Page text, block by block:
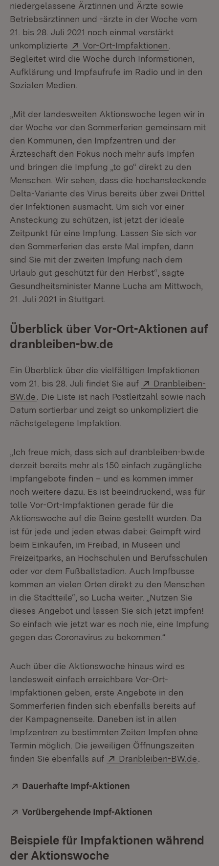
niedergelassene Ärztinnen und Ärzte sowie
Betriebsärztinnen und -ärzte in der Woche vom
21. bis 28. Juli 2021 noch einmal verstärkt
unkomplizierte
Extern:
Vor-Ort-Impfaktionen
Begleitet wird die Woche durch Informationen,
Aufklärung und Impfaufrufe im Radio und in den
Sozialen Medien.
„Mit der landesweiten Aktionswoche legen wir in
der Woche vor den Sommerferien gemeinsam mit
den Kommunen, den Impfzentren und der
Ärzteschaft den Fokus noch mehr aufs Impfen
und bringen die Impfung „to go“ direkt zu den
Menschen. Wir sehen, dass die hochansteckende
Delta-Variante des Virus bereits über zwei Drittel
der Infektionen ausmacht. Um sich vor einer
Ansteckung zu schützen, ist jetzt der ideale
Zeitpunkt für eine Impfung. Lassen Sie sich vor
den Sommerferien das erste Mal impfen, dann
sind Sie mit der zweiten Impfung nach dem
Urlaub gut geschützt für den Herbst“, sagte
Gesundheitsminister Manne Lucha am Mittwoch,
21. Juli 2021 in Stuttgart.
Überblick über Vor-Ort-Aktionen auf
dranbleiben-bw.de
Ein Überblick über die vielfältigen Impfaktionen
vom 21. bis 28. Juli findet Sie auf
Extern:
Dranbleiben-
BW.de (Öffnet in neuem Fenster)
. Die Liste ist nach Postleitzahl sowie nach
Datum sortierbar und zeigt so unkompliziert die
nächstgelegene Impfaktion.
„Ich freue mich, dass sich auf dranbleiben-bw.de
derzeit bereits mehr als 150 einfach zugängliche
Impfangebote finden – und es kommen immer
noch weitere dazu. Es ist beeindruckend, was für
tolle Vor-Ort-Impfaktionen gerade für die
Aktionswoche auf die Beine gestellt wurden. Da
ist für jede und jeden etwas dabei: Geimpft wird
beim Einkaufen, im Freibad, in Museen und
Freizeitparks, an Hochschulen und Berufsschulen
oder vor dem Fußballstadion. Auch Impfbusse
kommen an vielen Orten direkt zu den Menschen
in die Stadtteile“, so Lucha weiter. „Nutzen Sie
dieses Angebot und lassen Sie sich jetzt impfen!
So einfach wie jetzt war es noch nie, eine Impfung
gegen das Coronavirus zu bekommen.“
Auch über die Aktionswoche hinaus wird es
landesweit einfach erreichbare Vor-Ort-
Impfaktionen geben, erste Angebote in den
Sommerferien finden sich ebenfalls bereits auf
der Kampagnenseite. Daneben ist in allen
Impfzentren zu bestimmten Zeiten Impfen ohne
Termin möglich. Die jeweiligen Öffnungszeiten
finden Sie ebenfalls auf
Extern:
Dranbleiben-BW.de
Extern:
Dauerhafte Impf-Aktionen
Extern:
Vorübergehende Impf-Aktionen
Beispiele für Impfaktionen während
der Aktionswoche